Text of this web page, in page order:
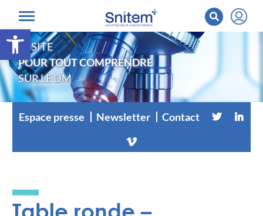
Ouvrir la barre d’outils
LE SITE
POUR TOUT COMPRENDRE
SUR LE DM
Espace presse Newsletter Contact
Table ronde –